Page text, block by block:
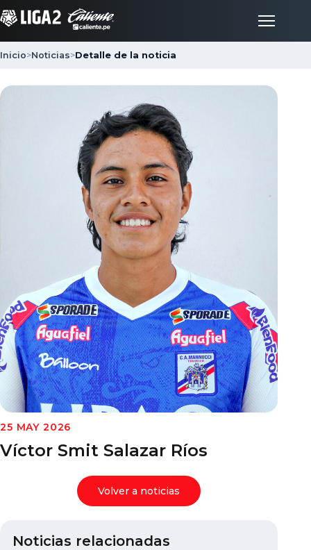
Noticias
Documentos
Inicio>Noticias>Detalle de la noticia
25 MAY 2026
Víctor Smit Salazar Ríos
Volver a noticias
Noticias relacionadas